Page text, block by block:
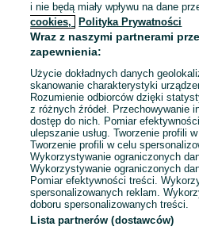
Wrocław,
1 ... 11
i nie będą miały wpływu na dane
cookies,
Polityka Prywatności
Wraz z naszymi partnerami
zapewnienia:
Użycie dokładnych danych
skanowanie charakterystyki
Rozumienie odbiorców dzięki
z różnych źródeł. Przechowywanie
dostęp do nich. Pomiar
ulepszanie usług. Tworzenie profili
Tworzenie profili w celu
Wykorzystywanie ograniczonych
Wykorzystywanie ograniczonych
Pomiar efektywności treści.
spersonalizowanych reklam.
doboru spersonalizowanych treści.
Lista partnerów (dostawców)